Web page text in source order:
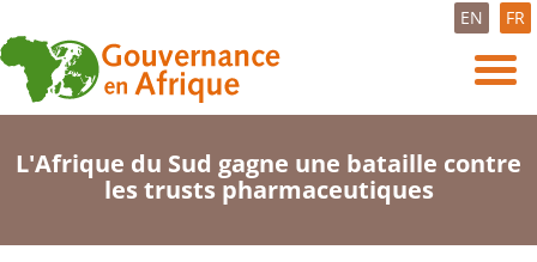
EN FR
L'Afrique du Sud gagne une bataille contre
les trusts pharmaceutiques